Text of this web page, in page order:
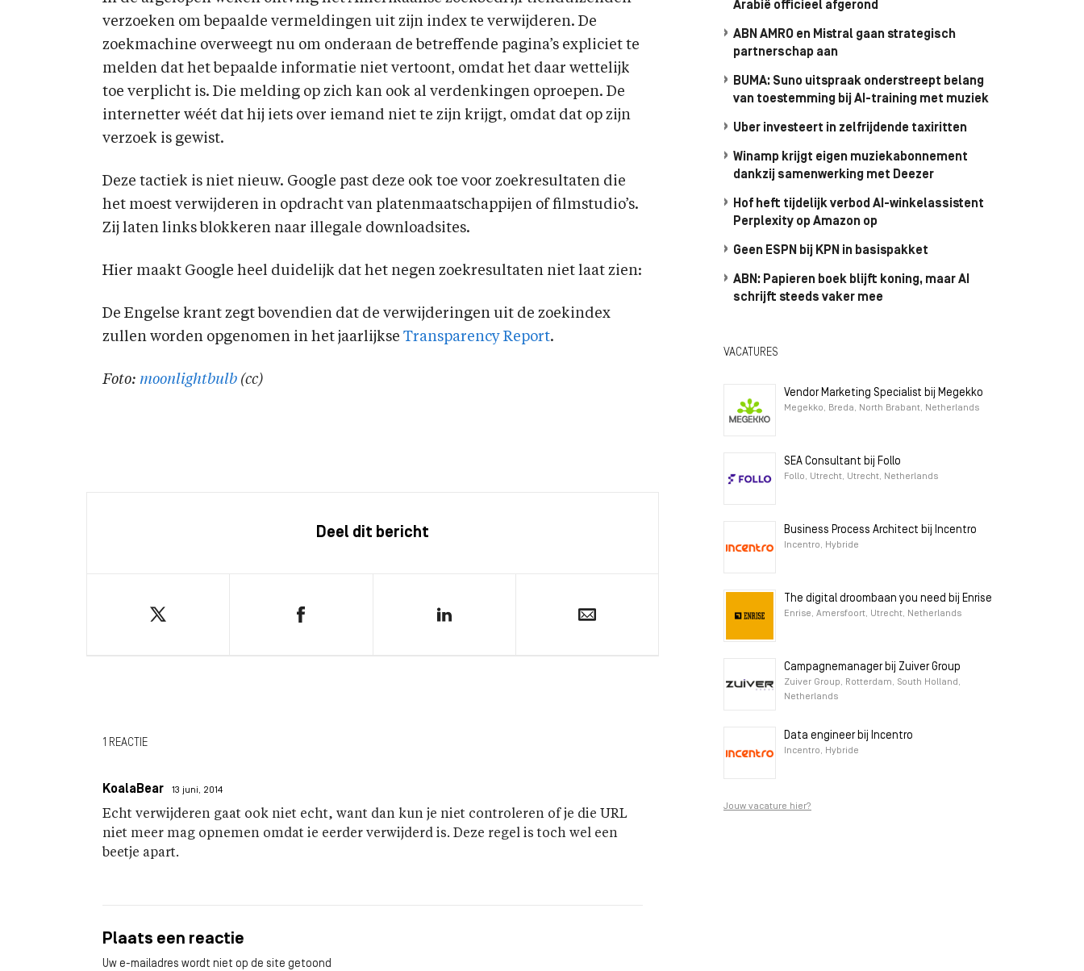
verzoeken om bepaalde vermeldingen uit zijn index te verwijderen. De
zoekmachine overweegt nu om onderaan de betreffende pagina’s expliciet te
melden dat het bepaalde informatie niet vertoont, omdat het daar wettelijk
toe verplicht is. Die melding op zich kan ook al verdenkingen oproepen. De
internetter wéét dat hij iets over iemand niet te zijn krijgt, omdat dat op zijn
verzoek is gewist.
Deze tactiek is niet nieuw. Google past deze ook toe voor zoekresultaten die
het moest verwijderen in opdracht van platenmaatschappijen of filmstudio’s.
Zij laten links blokkeren naar illegale downloadsites.
Hier maakt Google heel duidelijk dat het negen zoekresultaten niet laat zien:
De Engelse krant zegt bovendien dat de verwijderingen uit de zoekindex
zullen worden opgenomen in het jaarlijkse Transparency Report.
Foto: moonlightbulb (cc)
Deel dit bericht
1 REACTIE
KoalaBear 13 juni, 2014
Echt verwijderen gaat ook niet echt, want dan kun je niet controleren of je die URL
niet meer mag opnemen omdat ie eerder verwijderd is. Deze regel is toch wel een
beetje apart.
Plaats een reactie
Uw e-mailadres wordt niet op de site getoond
Arabië officieel afgerond
ABN AMRO en Mistral gaan strategisch
partnerschap aan
BUMA: Suno uitspraak onderstreept belang
van toestemming bij AI-training met muziek
Uber investeert in zelfrijdende taxiritten
Winamp krijgt eigen muziekabonnement
dankzij samenwerking met Deezer
Hof heft tijdelijk verbod AI-winkelassistent
Perplexity op Amazon op
Geen ESPN bij KPN in basispakket
ABN: Papieren boek blijft koning, maar AI
schrijft steeds vaker mee
VACATURES
Vendor Marketing Specialist bij Megekko
Megekko, Breda, North Brabant, Netherlands
SEA Consultant bij Follo
Follo, Utrecht, Utrecht, Netherlands
Business Process Architect bij Incentro
Incentro, Hybride
The digital droombaan you need bij Enrise
Enrise, Amersfoort, Utrecht, Netherlands
Campagnemanager bij Zuiver Group
Zuiver Group, Rotterdam, South Holland,
Netherlands
Data engineer bij Incentro
Incentro, Hybride
Jouw vacature hier?